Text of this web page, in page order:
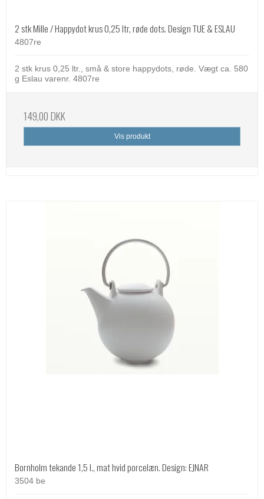
2 stk Mille / Happydot krus 0,25 ltr, røde dots. Design TUE & ESLAU
4807re
2 stk krus 0,25 ltr., små & store happydots, røde. Vægt ca. 580
g Eslau varenr. 4807re
149,00 DKK
Vis produkt
Bornholm tekande 1,5 l., mat hvid porcelæn. Design: EJNAR
3504 be